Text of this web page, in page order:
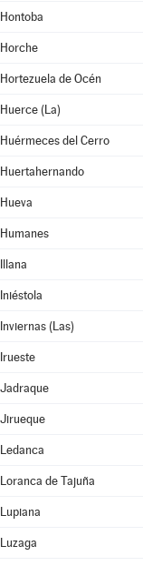
Hontoba
Horche
Hortezuela de Océn
Huerce (La)
Huérmeces del Cerro
Huertahernando
Hueva
Humanes
Illana
Iniéstola
Inviernas (Las)
Irueste
Jadraque
Jirueque
Ledanca
Loranca de Tajuña
Lupiana
Luzaga